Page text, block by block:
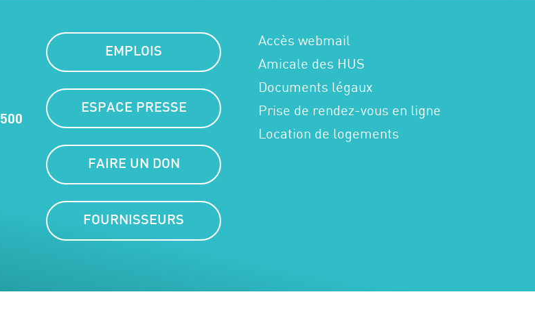
EMPLOIS
ESPACE PRESSE
FAIRE UN DON
FOURNISSEURS
Accès webmail
Amicale des HUS
Documents légaux
Prise de rendez-vous en ligne
Location de logements